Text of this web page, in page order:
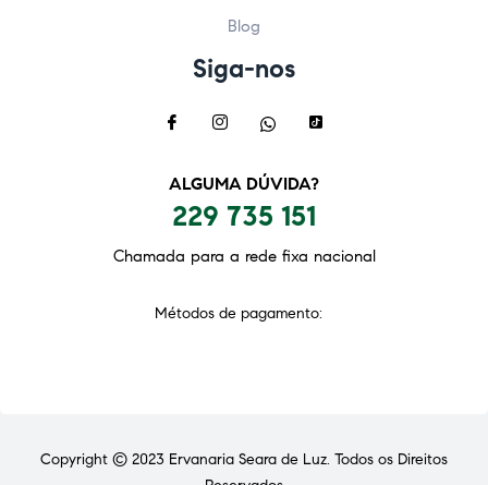
Blog
Siga-nos
ALGUMA DÚVIDA?
229 735 151
Chamada para a rede fixa nacional
Métodos de pagamento:
Copyright © 2023 Ervanaria Seara de Luz. Todos os Direitos